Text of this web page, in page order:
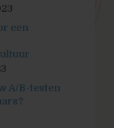
een
A/B-testen